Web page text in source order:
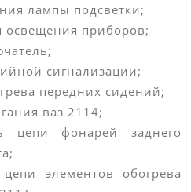
лампы подсветки;
освещения приборов;
сигнализации;
передних сидений;
ваз 2114;
цепи фонарей заднего
элементов обогрева